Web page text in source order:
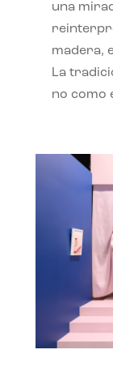
una
madera,
La
no como